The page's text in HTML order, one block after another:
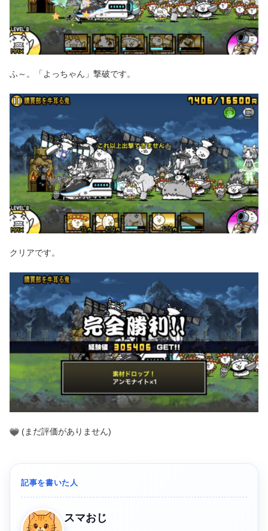
ふ～。「よっちゃん」撃破です。
クリアです。
(まだ評価がありません)
記事を書いた人
スマおじ